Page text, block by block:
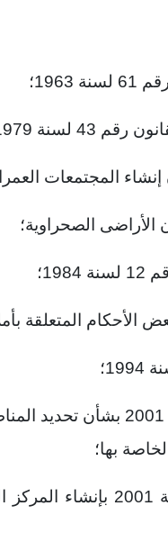
لسنة 1979؛
وعلى قرار رئيس الجمهورية رقم
بها؛
وعلى قرار رئيس الجمهورية